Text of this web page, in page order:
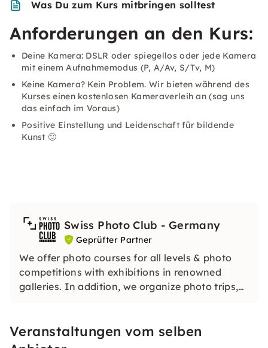
Was Du zum Kurs mitbringen solltest
Anforderungen an den Kurs:
Deine Kamera: DSLR oder spiegellos oder jede Kamera
mit einem Aufnahmemodus (P, A/Av, S/Tv, M)
Keine Kamera? Kein Problem. Wir bieten während des
Kurses einen kostenlosen Kameraverleih an (sag uns
das einfach im Voraus)
Positive Einstellung und Leidenschaft für bildende
Kunst 🙂
Swiss Photo Club - Germany
Geprüfter Partner
We offer photo courses for all levels & photo
competitions with exhibitions in renowned
galleries. In addition, we organize photo trips,
Veranstaltungen vom selben